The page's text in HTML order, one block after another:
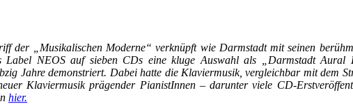
der „Musikalischen Moderne“ verknüpft wie Darmstadt mit seinen
Label NEOS auf sieben CDs eine kluge Auswahl als „Darmstadt
Jahre demonstriert. Dabei hatte die Klaviermusik, vergleichbar mit dem
Klaviermusik prägender PianistInnen – darunter viele CD-
hier.